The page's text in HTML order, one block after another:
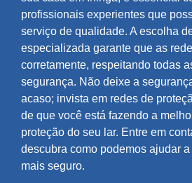
profissionais experientes que
serviço de qualidade. A escolha
especializada garante que as
corretamente, respeitando todas
segurança. Não deixe a
acaso; invista em redes de
de que você está fazendo a
proteção do seu lar. Entre em
descubra como podemos ajudar
mais seguro.